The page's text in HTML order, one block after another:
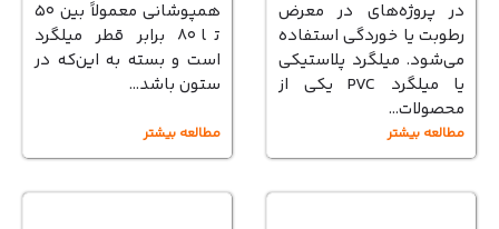
در پروژه‌های در معرض
رطوبت یا خوردگی استفاده
می‌شود. میلگرد پلاستیکی
یا میلگرد PVC یکی از
محصولات…
مطالعه بیشتر
همپوشانی معمولاً بین ۵۰
تا ۸۰ برابر قطر میلگرد
است و بسته به این‌که در
ستون باشد…
مطالعه بیشتر